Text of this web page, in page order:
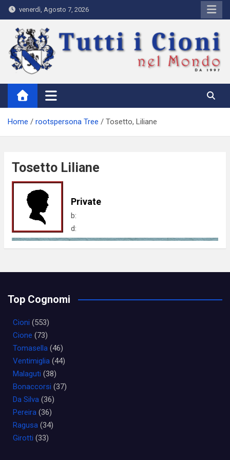
Skip
to
content
venerdì, Agosto 7, 2026
Tutti i Cioni nel Mondo
Where Cioni`s come from
Home rootspersona Tree Tosetto, Liliane
Tosetto Liliane
Private
b:
d:
Top Cognomi
Cioni (553)
Cione (73)
Tomasella (46)
Ventimiglia (44)
Malaguti (38)
Bonaccorsi (37)
Da Silva (36)
Pereira (36)
Ragusa (34)
Girotti (33)